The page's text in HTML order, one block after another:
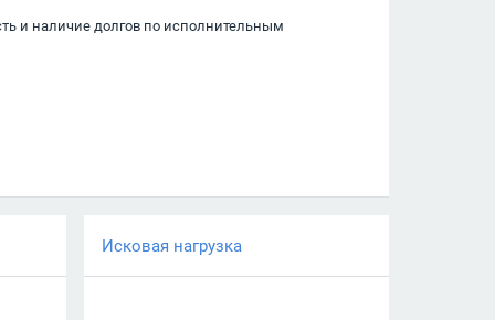
и наличие долгов по исполнительным
Исковая нагрузка